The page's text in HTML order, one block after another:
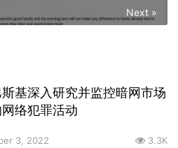
Next »
基深入研究并监控暗网市场
网络犯罪活动
3, 2022 3.3K